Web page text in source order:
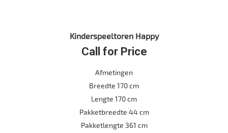
Kinderspeeltoren Happy
Call for Price
Afmetingen
Breedte 170 cm
Lengte 170 cm
Pakketbreedte 44 cm
Pakketlengte 361 cm